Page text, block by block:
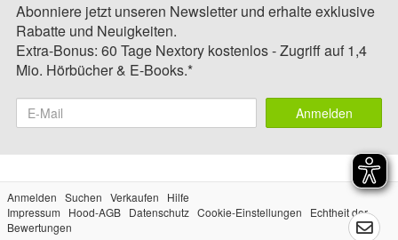
Abonniere jetzt unseren Newsletter und erhalte exklusive
Rabatte und Neuigkeiten.
Extra-Bonus: 60 Tage Nextory kostenlos - Zugriff auf 1,4
Mio. Hörbücher & E-Books.*
Anmelden
Anmelden Suchen Verkaufen
Hilfe
Impressum
Hood-AGB Datenschutz Cookie-Einstellungen
Echtheit der
Bewertungen